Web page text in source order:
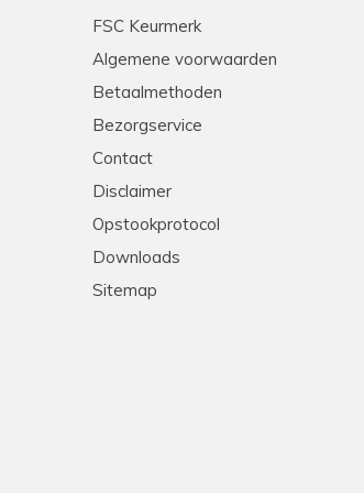
kwaliteit. Heel erg
FSC Keurmerk
Algemene voorwaarden
Betaalmethoden
Bezorgservice
Contact
Disclaimer
Opstookprotocol
Downloads
Sitemap